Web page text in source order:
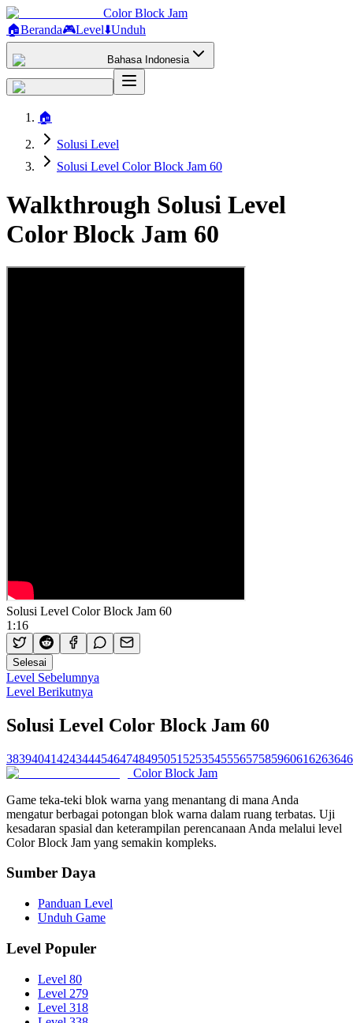
Color Block Jam
🏠Beranda🎮Level⬇️Unduh
Bahasa Indonesia
🏠
Solusi Level
Solusi Level Color Block Jam 60
Walkthrough Solusi Level
Color Block Jam 60
Solusi Level Color Block Jam 60
1:16
Selesai
Level Sebelumnya
Level Berikutnya
Solusi Level Color Block Jam 60
3839404142434445464748495051 52535455565758596061626364
Color Block Jam
Game teka-teki blok warna yang menantang di mana Anda
mengatur berbagai potongan blok warna dalam ruang terbatas. Uji
kesadaran spasial dan keterampilan perencanaan Anda melalui level
Color Block Jam yang semakin kompleks.
Sumber Daya
Panduan Level
Unduh Game
Level Populer
Level 80
Level 279
Level 318